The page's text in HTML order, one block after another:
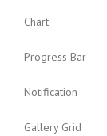
Chart
Progress Bar
Notification
Gallery Grid